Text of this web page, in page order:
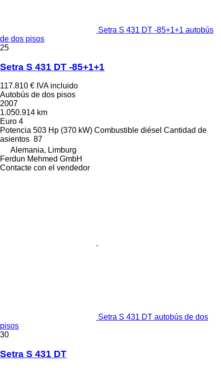
Setra S 431 DT -85+1+1 autobús
de dos pisos
25
Setra S 431 DT -85+1+1
117.810 € IVA incluido
Autobús de dos pisos
2007
1.050.914 km
Euro 4
Potencia 503 Hp (370 kW) Combustible diésel Cantidad de
asientos 87
Alemania, Limburg
Ferdun Mehmed GmbH
Contacte con el vendedor
Setra S 431 DT autobús de dos
pisos
30
Setra S 431 DT